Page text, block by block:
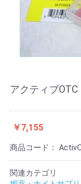
アクティブ
￥7,155
商品コード：
関連カテゴリ